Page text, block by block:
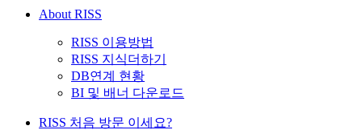
About RISS
RISS 이용방법
RISS 지식더하기
DB연계 현황
BI 및 배너 다운로드
RISS 처음 방문 이세요?